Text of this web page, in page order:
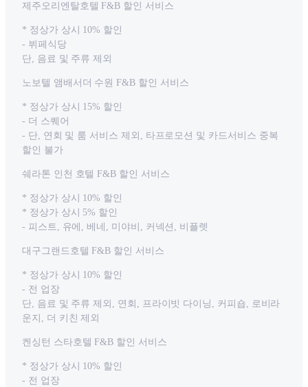
제주오리엔탈호텔 F&B 할인 서비스
* 정상가 상시 10% 할인
- 뷔페식당
단, 음료 및 주류 제외
노보텔 앰배서더 수원 F&B 할인 서비스
* 정상가 상시 15% 할인
- 더 스퀘어
- 단, 연회 및 룸 서비스 제외, 타프로모션 및 카드서비스 중복
할인 불가
쉐라톤 인천 호텔 F&B 할인 서비스
* 정상가 상시 10% 할인
* 정상가 상시 5% 할인
- 피스트, 유에, 베네, 미야비, 커넥션, 비플렛
대구그랜드호텔 F&B 할인 서비스
* 정상가 상시 10% 할인
- 전 업장
단, 음료 및 주류 제외, 연회, 프라이빗 다이닝, 커피숍, 로비라
운지, 더 키친 제외
켄싱턴 스타호텔 F&B 할인 서비스
* 정상가 상시 10% 할인
- 전 업장